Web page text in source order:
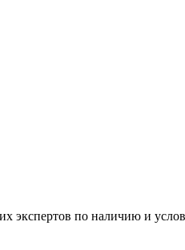
по наличию и